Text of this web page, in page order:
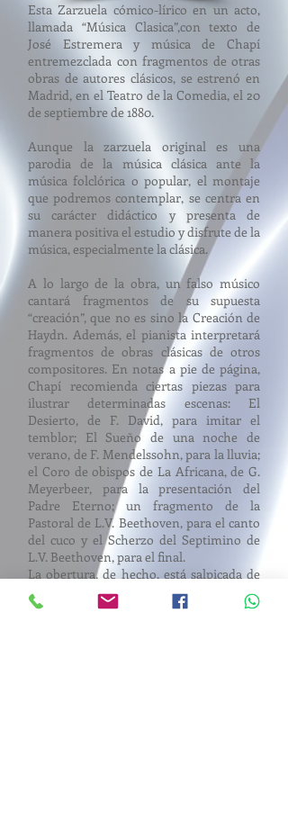
Esta Zarzuela cómico-lírico en un acto,
llamada “Música Clasica”,con texto de
José Estremera y música de Chapí
entremezclada con fragmentos de otras
obras de autores clásicos, se estrenó en
Madrid, en el Teatro de la Comedia, el 20
de septiembre de 1880.
Aunque la zarzuela original es una
parodia de la música clásica ante la
música folclórica o popular, el montaje
que podremos contemplar, se centra en
su carácter didáctico y presenta de
manera positiva el estudio y disfrute de la
música, especialmente la clásica.
A lo largo de la obra, un falso músico
cantará fragmentos de su supuesta
“creación”, que no es sino la Creación de
Haydn. Además, el pianista interpretará
fragmentos de obras clásicas de otros
compositores. En notas a pie de página,
Chapí recomienda ciertas piezas para
ilustrar determinadas escenas: El
Desierto, de F. David, para imitar el
temblor; El Sueño de una noche de
verano, de F. Mendelssohn, para la lluvia;
el Coro de obispos de La Africana, de G.
Meyerbeer, para la presentación del
Padre Eterno; un fragmento de la
Pastoral de L.V. Beethoven, para el canto
del cuco y el Scherzo del Septimino de
L.V. Beethoven, para el final.
La obertura, de hecho, está salpicada de
citas musicales y guiños a Mendelsshon y
Beethoven.